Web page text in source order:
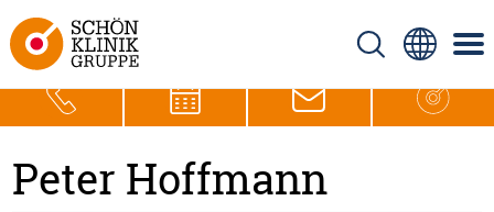
Peter Hoffmann